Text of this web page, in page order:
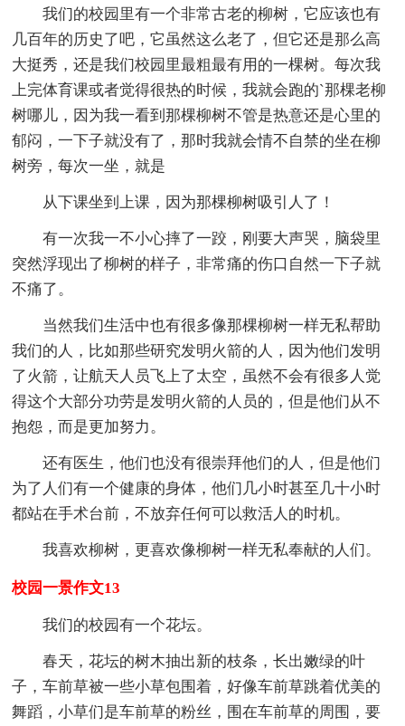
我们的校园里有一个非常古老的柳树，它应该也有
几百年的历史了吧，它虽然这么老了，但它还是那么高
大挺秀，还是我们校园里最粗最有用的一棵树。每次我
上完体育课或者觉得很热的时候，我就会跑的`那棵老柳
树哪儿，因为我一看到那棵柳树不管是热意还是心里的
郁闷，一下子就没有了，那时我就会情不自禁的坐在柳
树旁，每次一坐，就是
从下课坐到上课，因为那棵柳树吸引人了！
有一次我一不小心摔了一跤，刚要大声哭，脑袋里
突然浮现出了柳树的样子，非常痛的伤口自然一下子就
不痛了。
当然我们生活中也有很多像那棵柳树一样无私帮助
我们的人，比如那些研究发明火箭的人，因为他们发明
了火箭，让航天人员飞上了太空，虽然不会有很多人觉
得这个大部分功劳是发明火箭的人员的，但是他们从不
抱怨，而是更加努力。
还有医生，他们也没有很崇拜他们的人，但是他们
为了人们有一个健康的身体，他们几小时甚至几十小时
都站在手术台前，不放弃任何可以救活人的时机。
我喜欢柳树，更喜欢像柳树一样无私奉献的人们。
校园一景作文13
我们的校园有一个花坛。
春天，花坛的树木抽出新的枝条，长出嫩绿的叶
子，车前草被一些小草包围着，好像车前草跳着优美的
舞蹈，小草们是车前草的粉丝，围在车前草的周围，要